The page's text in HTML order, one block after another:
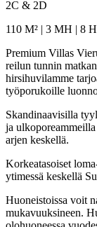
2C & 2D
110 M² | 3 MH | 8
Premium Villas
reilun tunnin
hirsihuvilamme
työporukoille
Skandinaavisilla
ja
arjen keskellä.
Korkeatasoiset
ytimessä keskellä
Huoneistoissa voit
mukavuuksineen.